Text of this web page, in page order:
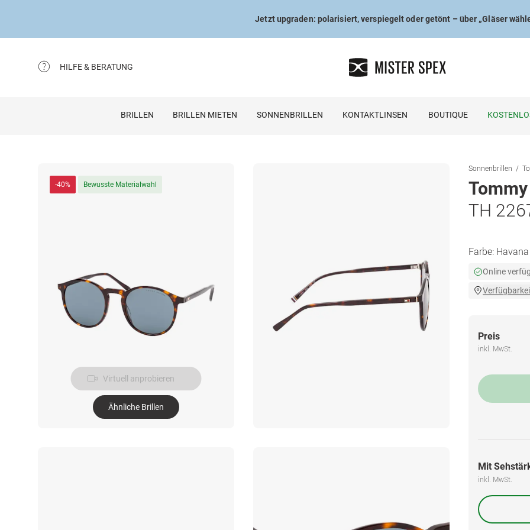
Jetzt upgraden: polarisiert, verspiegelt oder getönt – über „Gläser
HILFE & BERATUNG
BRILLEN BRILLEN MIETEN SONNENBRILLEN KONTAKTLINSEN BOUTIQUE
-40% Bewusste Materialwahl
Virtuell anprobieren
Ähnliche Brillen
Sonnenbrillen
TH
Farbe: Havana
Online
Preis
inkl. MwSt.
Mit
inkl. MwSt.